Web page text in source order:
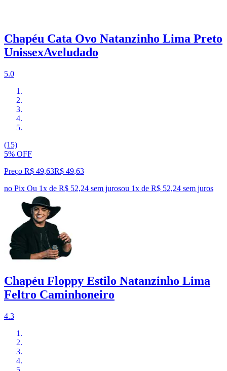
Chapéu Cata Ovo Natanzinho Lima Preto
UnissexAveludado
5.0
(15)
5% OFF
Preço R$ 49,63R$ 49,63
no Pix Ou 1x de R$ 52,24 sem jurosou 1x de R$ 52,24 sem juros
Chapéu Floppy Estilo Natanzinho Lima
Feltro Caminhoneiro
4.3